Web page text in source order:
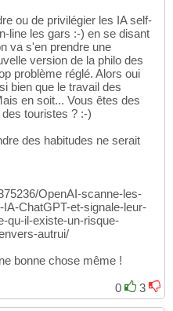
ou de privilégier les IA self-
line les gars :-) en se disant
va s'en prendre une
version de la philo des
problème réglé. Alors oui
bien que le travail des
en soit... Vous êtes des
touristes ? :-)
des habitudes ne serait
OpenAI-scanne-les-
ChatGPT-et-signale-leur-
qu-il-existe-un-risque-
autrui/
bonne chose même !
0
3